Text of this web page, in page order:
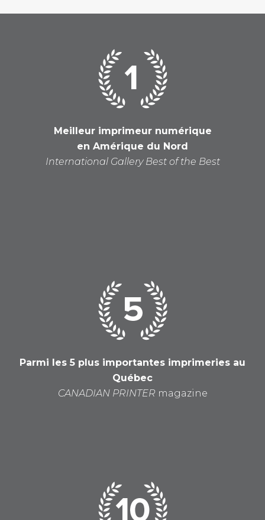
Meilleur imprimeur numérique
en Amérique du Nord
International Gallery Best of the Best
Parmi les 5 plus importantes imprimeries au
Québec
CANADIAN PRINTER magazine